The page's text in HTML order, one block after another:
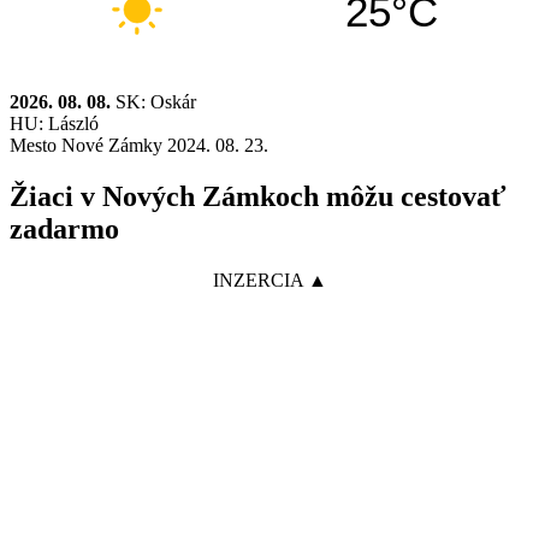
25°C
2026. 08. 08. SK: Oskár
HU: László
Mesto Nové Zámky 2024. 08. 23.
Žiaci v Nových Zámkoch môžu cestovať
zadarmo
INZERCIA ▲